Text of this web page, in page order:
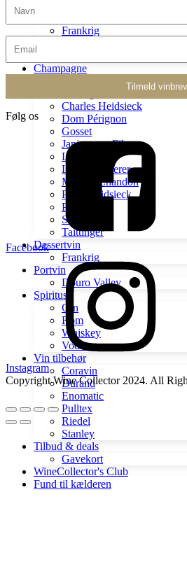
Rosé
Frankrig
Champagne
André Diligent
Charles Heidsieck
Dom Pérignon
Gosset
Janisson et Fils
Lanson
Louis Roederer
Móet et Chandon
Piper Heidsieck
Pol Roger
Salon
Taittinger
Dessertvin
Frankrig
Portvin
Douro Valley
Spiritus
Gin
Rom
Whiskey
Vodka
Vin tilbehør
Coravin
Durand
Enomatic
Pulltex
Riedel
Stanley
Tilbud & deals
Gavekort
WineCollector's Club
Fund til kælderen
Følg os
Facebook
Instagram
Copyright Wine Collector 2024. All